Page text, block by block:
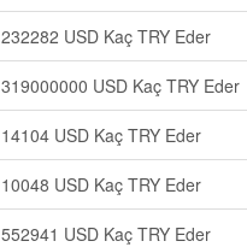
232282 USD Kaç TRY Eder
319000000 USD Kaç TRY Eder
14104 USD Kaç TRY Eder
10048 USD Kaç TRY Eder
552941 USD Kaç TRY Eder